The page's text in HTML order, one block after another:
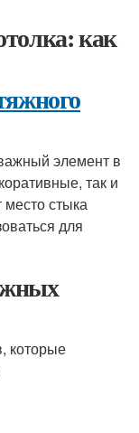
как
элемент в
так и
стыка
для
которые